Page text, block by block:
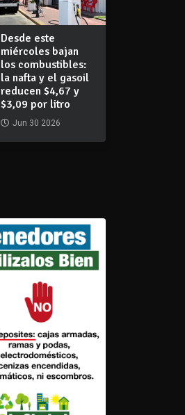
Desde este
miércoles bajan
los combustibles:
la nafta y el gasoil
reducen $4,67 y
$3,09 por litro
Jun 30 2026